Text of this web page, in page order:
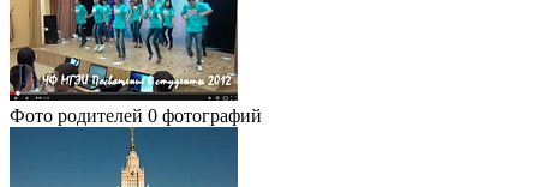
Фото родителей 0 фотографий